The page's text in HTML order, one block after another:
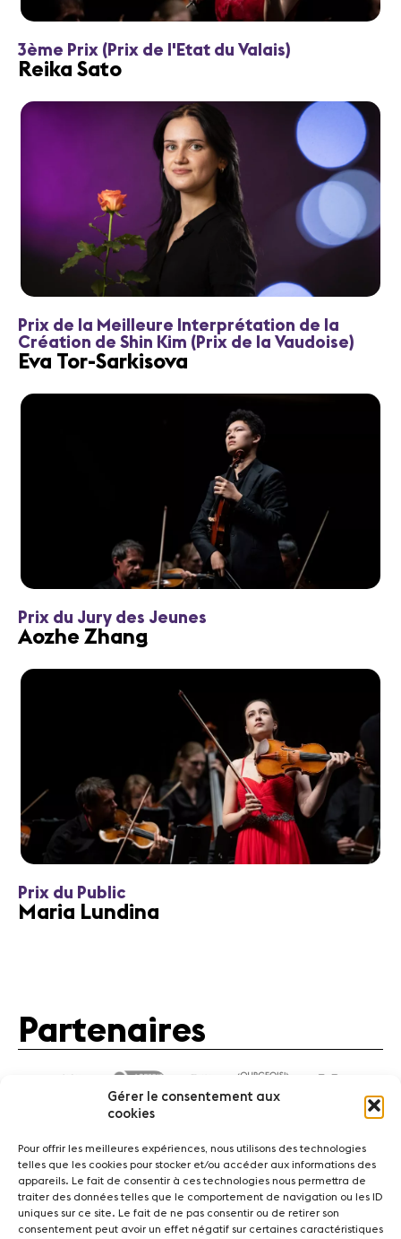
Gérer le consentement aux
cookies
Pour offrir les meilleures expériences, nous utilisons des technologies
telles que les cookies pour stocker et/ou accéder aux informations des
appareils. Le fait de consentir à ces technologies nous permettra de
traiter des données telles que le comportement de navigation ou les ID
uniques sur ce site. Le fait de ne pas consentir ou de retirer son
consentement peut avoir un effet négatif sur certaines caractéristiques
3ème Prix (Prix de l'Etat du Valais)
Reika Sato
Prix de la Meilleure Interprétation de la
Création de Shin Kim (Prix de la Vaudoise)
Eva Tor-Sarkisova
Prix du Jury des Jeunes
Aozhe Zhang
Prix du Public
Maria Lundina
Partenaires
ActualitésConcerts Bénévoles Médiation